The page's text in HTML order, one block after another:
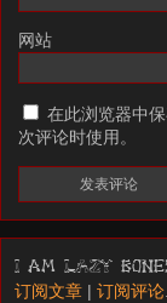
网站
在此浏览器中
次评论时使用。
I am LAZY
订阅文章 |订阅评论